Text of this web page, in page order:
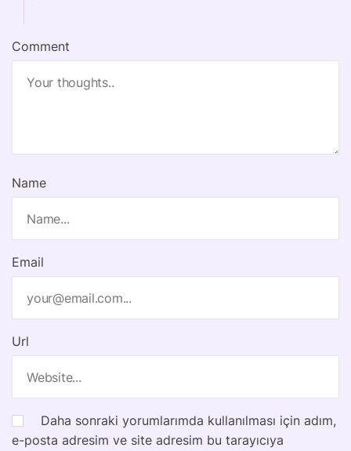
Comment
Name
Email
Url
Daha sonraki yorumlarımda kullanılması için adım,
e-posta adresim ve site adresim bu tarayıcıya